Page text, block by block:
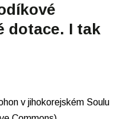
dotace. I tak